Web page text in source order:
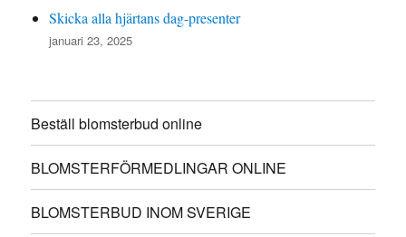
Skicka alla hjärtans dag-presenter
januari 23, 2025
Beställ blomsterbud online
BLOMSTERFÖRMEDLINGAR ONLINE
BLOMSTERBUD INOM SVERIGE